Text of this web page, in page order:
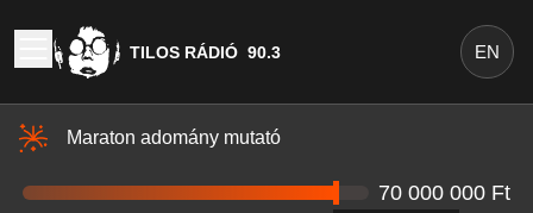
TILOS RÁDIÓ 90.3 EN
Maraton adomány mutató
70 000 000 Ft